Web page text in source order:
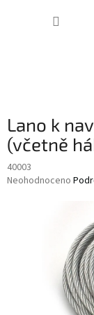
Lano k
(včetně
40003
Průměrné
Neohodnoceno